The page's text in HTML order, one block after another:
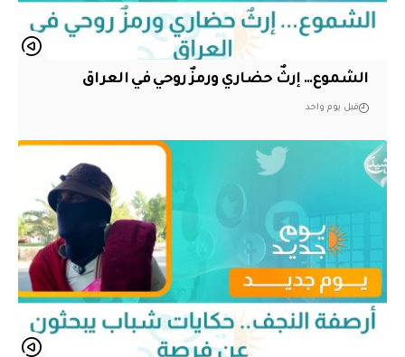
الشموع… إرثٌ حضاري ورمزٌ روحي في العراق
قبل يوم واحد